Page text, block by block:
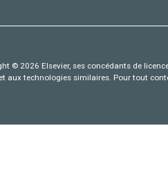
© 2026 Elsevier, ses concédants de
aux technologies similaires. Pour tout